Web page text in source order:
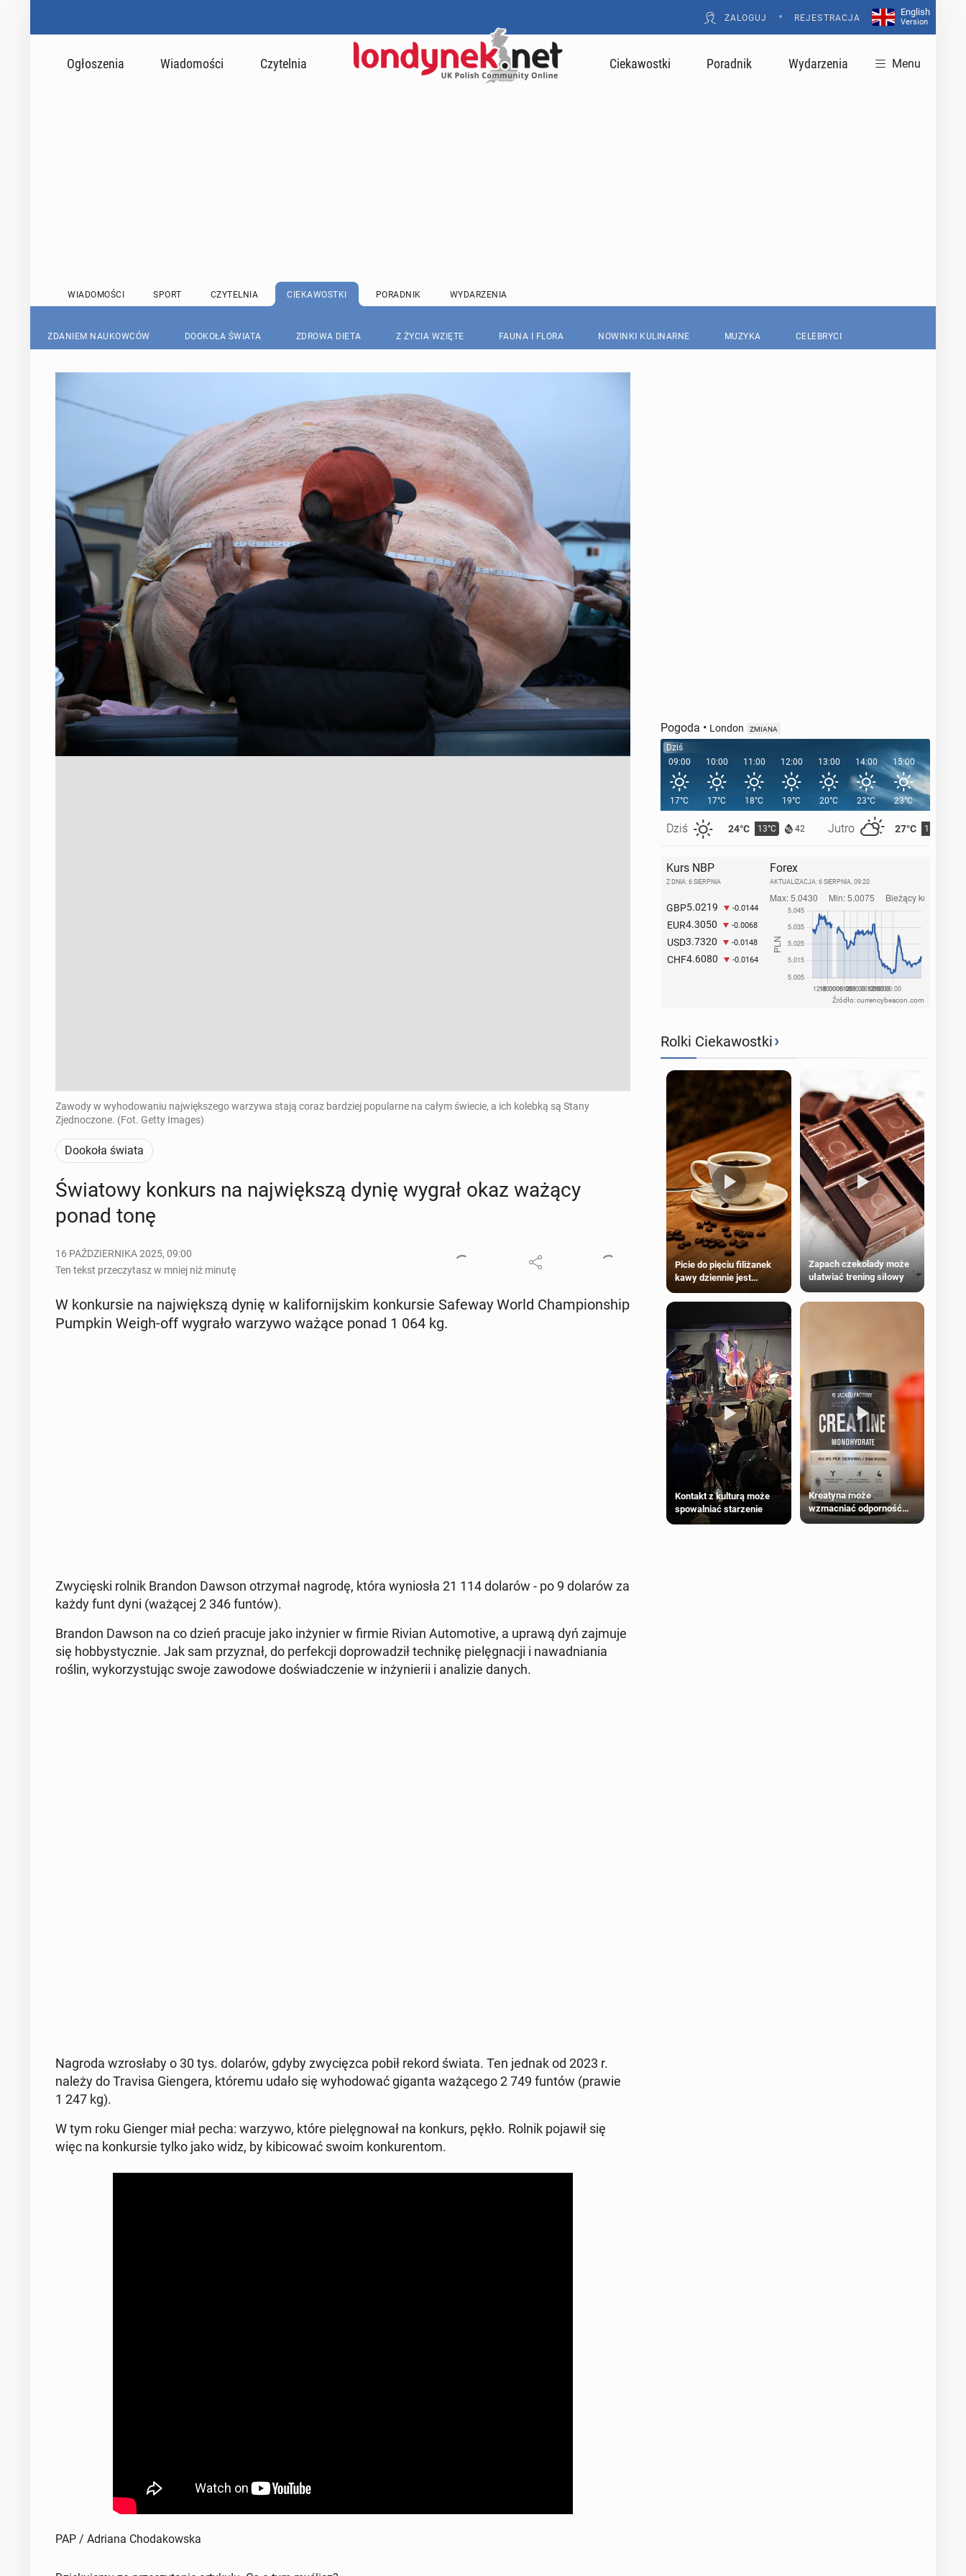
ZALOGUJ • REJESTRACJA
English
Version
Ogłoszenia Wiadomości Czytelnia Ciekawostki Poradnik Wydarzenia Menu
WIADOMOŚCI SPORT CZYTELNIA CIEKAWOSTKI PORADNIK WYDARZENIA
ZDANIEM NAUKOWCÓW DOOKOŁA ŚWIATA ZDROWA DIETA Z ŻYCIA WZIĘTE FAUNA I FLORA NOWINKI KULINARNE MUZYKA CELEBRYCI
Zawody w wyhodowaniu największego warzywa stają coraz bardziej popularne na całym świecie, a ich kolebką są Stany
Zjednoczone. (Fot. Getty Images)
Dookoła świata
Świa­to­wy konkurs na naj­więk­szą dynię wygrał okaz ważący
ponad tonę
16 PAŹDZIERNIKA 2025, 09:00
Ten tekst przeczytasz w mniej niż minutę
W kon­kur­sie na naj­więk­szą dynię w ka­li­for­nij­skim kon­kur­sie Safeway World Cham­pion­ship
Pumpkin Weigh-off wygrało warzywo ważące ponad 1 064 kg.
Zwy­cię­ski rolnik Brandon Dawson otrzy­mał nagrodę, która wy­nio­sła 21 114 dolarów - po 9 dolarów za
każdy funt dyni (ważącej 2 346 funtów).
Brandon Dawson na co dzień pracuje jako in­ży­nier w firmie Rivian Au­to­mo­ti­ve, a uprawą dyń zajmuje
się hob­by­stycz­nie. Jak sam przy­znał, do per­fek­cji do­pro­wa­dził tech­ni­kę pie­lę­gna­cji i na­wad­nia­nia
roślin, wy­ko­rzy­stu­jąc swoje za­wo­do­we do­świad­cze­nie w in­ży­nie­rii i ana­li­zie danych.
Nagroda wzro­sła­by o 30 tys. dolarów, gdyby zwy­cięz­ca pobił rekord świata. Ten jednak od 2023 r.
należy do Travisa Gien­ge­ra, któremu udało się wy­ho­do­wać giganta wa­żą­ce­go 2 749 funtów (prawie
1 247 kg).
W tym roku Gienger miał pecha: warzywo, które pie­lę­gno­wał na konkurs, pękło. Rolnik pojawił się
więc na kon­kur­sie tylko jako widz, by ki­bi­co­wać swoim kon­ku­ren­tom.
PAP / Adriana Chodakowska
Pogoda • London ZMIANA
Dziś
09:00
17°C
Dziś 24°C 13°C 42 Jutro 27°C 13°C
10:00
17°C
11:00
18°C
12:00
19°C
13:00
20°C
14:00
23°C
15:00
23°C
16:00
Kurs NBP
Z DNIA: 6 SIERPNIA
GBP5.0219 -0.0144
EUR4.3050 -0.0068
USD3.7320 -0.0148
CHF4.6080 -0.0164
Forex
AKTUALIZACJA: 6 SIERPNIA, 09:20
Źródło: currencybeacon.com
Rolki Ciekawostki›
Picie do pięciu filiżanek
kawy dziennie jest
większości dorosłych
Zapach czekolady może
ułatwiać trening siłowy
Kontakt z kulturą może
spowalniać starzenie
Kreatyna może
wzmacniać odporność
przeciw nowotworom